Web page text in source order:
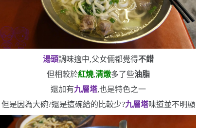
湯頭調味適中,父女倆都覺得不錯
但相較於紅燒,清燉多了些油脂
還加有九層塔,也是特色之一
但是因為大碗?還是這碗給的比較少?九層塔味道並不明顯